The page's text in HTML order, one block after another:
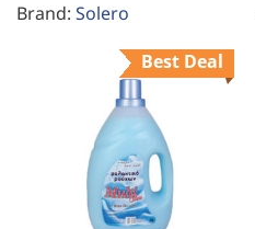
Brand: Solero
Best Deal